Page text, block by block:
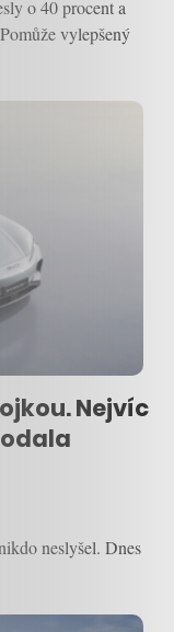
o 40 procent a
vylepšený
Nejvíc
neslyšel. Dnes